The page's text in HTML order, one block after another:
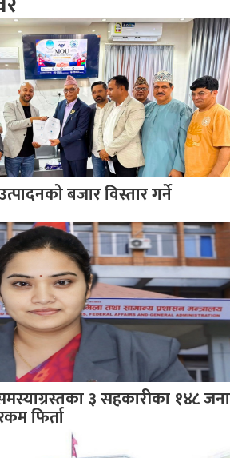
बजार विस्तार गर्ने
३ सहकारीका १४८ जना
फिर्ता